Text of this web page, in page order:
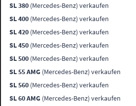
SL 380 (Mercedes-Benz) verkaufen
SL 400 (Mercedes-Benz) verkaufen
SL 420 (Mercedes-Benz) verkaufen
SL 450 (Mercedes-Benz) verkaufen
SL 500 (Mercedes-Benz) verkaufen
SL 55 AMG (Mercedes-Benz) verkaufen
SL 560 (Mercedes-Benz) verkaufen
SL 60 AMG (Mercedes-Benz) verkaufen